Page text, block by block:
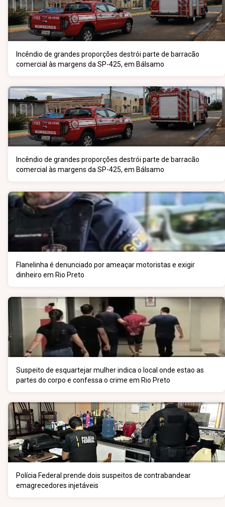
Incêndio de grandes proporções destrói parte de barracão
comercial às margens da SP-425, em Bálsamo
Incêndio de grandes proporções destrói parte de barracão
comercial às margens da SP-425, em Bálsamo
Flanelinha é denunciado por ameaçar motoristas e exigir
dinheiro em Rio Preto
Suspeito de esquartejar mulher indica o local onde estao as
partes do corpo e confessa o crime em Rio Preto
Polícia Federal prende dois suspeitos de contrabandear
emagrecedores injetáveis